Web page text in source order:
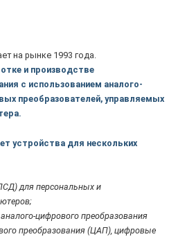
на рынке 1993 года.
и производстве
с использованием аналого-
преобразователей, управляемых
устройства для нескольких
для персональных и
цифрового преобразования
преобразования (ЦАП), цифровые